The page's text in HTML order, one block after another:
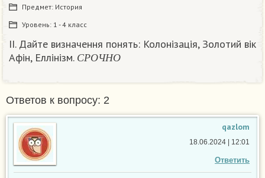
Предмет: История
Уровень: 1 - 4 класс
II. Дайте визначення понять: Колонізація, Золотий вік
Афін, Еллінізм.
С Р О ЧН О
СРОЧ НО
Ответов к вопросу: 2
qazlom
Ответить
18.06.2024 | 12:01